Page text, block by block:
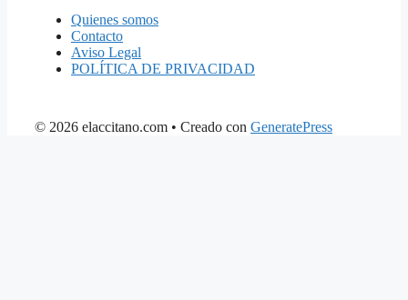
Quienes somos
Contacto
Aviso Legal
POLÍTICA DE PRIVACIDAD
© 2026 elaccitano.com • Creado con GeneratePress